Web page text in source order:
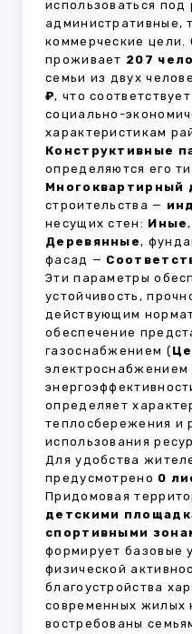
использоваться под
административные,
коммерческие
проживает 207
семьи из двух
₽, что
социально-
характеристикам
Конструктивные
определяются его
Многоквартирный
строительства —
несущих стен: Иные
Деревянные,
фасад —
Эти параметры
устойчивость,
действующим
обеспечение
газоснабжением (
электроснабжением
определяет
теплосбережения и
использования
Для удобства
предусмотрено 0
Придомовая
детскими
спортивными
формирует базовые
физической
благоустройства
современных жилых
востребованы